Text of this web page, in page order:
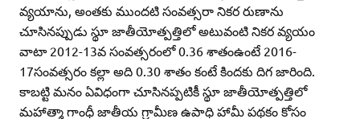
వ్యయాను, అంతకు ముందటి సంవత్సరా నికర రుణాను
చూసినప్పుడు స్థూ జాతీయోత్పత్తిలో అటువంటి నికర వ్యయం
వాటా 2012-13వ సంవత్సరంలో 0.36 శాతంఉంటే 2016-
17సంవత్సరం కల్లా అది 0.30 శాతం కంటే కిందకు దిగ జారింది.
కాబట్టి మనం ఏవిధంగా చూసినప్పటికీ స్థూ జాతీయోత్పత్తిలో
మహాత్మా గాంధీ జాతీయ గ్రామీణ ఉపాధి హామీ పథకం కోసం